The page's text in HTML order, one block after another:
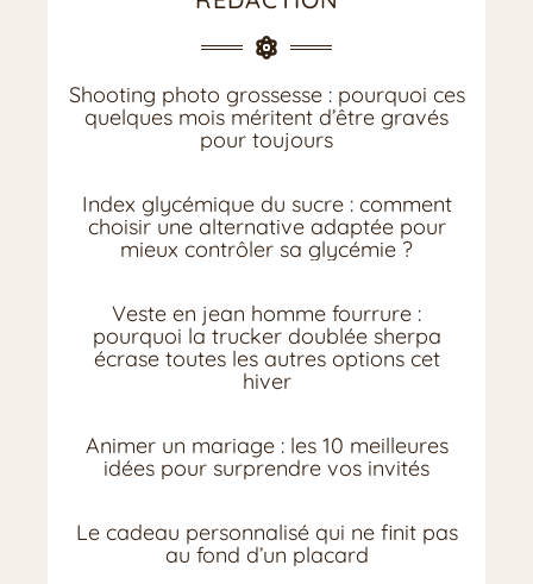
Shooting photo grossesse : pourquoi ces
quelques mois méritent d’être gravés
pour toujours
Index glycémique du sucre : comment
choisir une alternative adaptée pour
mieux contrôler sa glycémie ?
Veste en jean homme fourrure :
pourquoi la trucker doublée sherpa
écrase toutes les autres options cet
hiver
Animer un mariage : les 10 meilleures
idées pour surprendre vos invités
Le cadeau personnalisé qui ne finit pas
au fond d’un placard